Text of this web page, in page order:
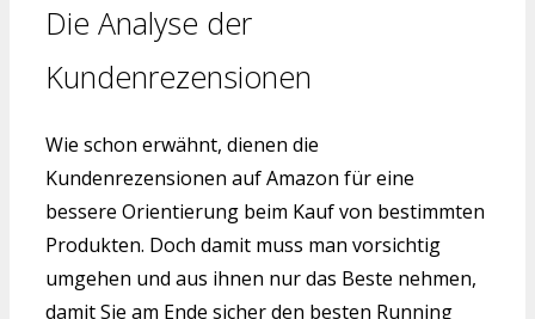
Die Analyse der
Kundenrezensionen
Wie schon erwähnt, dienen die
Kundenrezensionen auf Amazon für eine
bessere Orientierung beim Kauf von bestimmten
Produkten. Doch damit muss man vorsichtig
umgehen und aus ihnen nur das Beste nehmen,
damit Sie am Ende sicher den besten Running